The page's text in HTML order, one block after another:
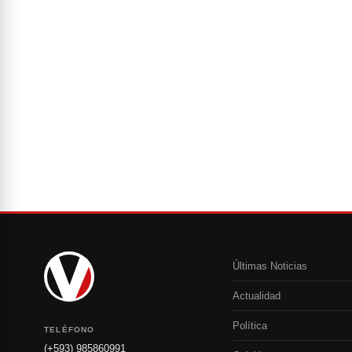
TELÉFONO
(+593) 985860991
Últimas Noticias
Actualidad
Política